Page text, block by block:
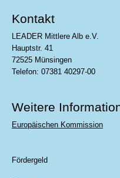
Kontakt
LEADER Mittlere Alb e.V.
Hauptstr. 41
72525 Münsingen
Telefon: 07381 40297-00
Weitere
Europäischen Kommission
Fördergeld